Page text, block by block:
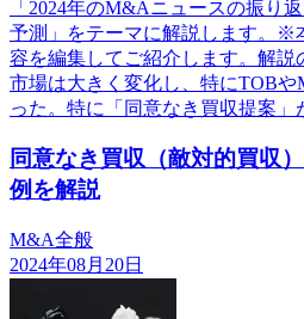
「2024年のM&Aニュースの振り
予測」をテーマに解説します。※
容を編集してご紹介します。解説
市場は大きく変化し、特にTOB
った。特に「同意なき買収提案
同意なき買収（敵対的買収
例を解説
M&A全般
2024年08月20日